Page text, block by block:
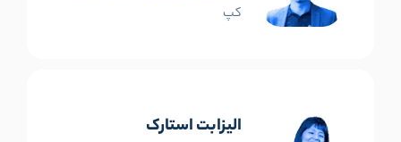
کپ
الیزابت استارک